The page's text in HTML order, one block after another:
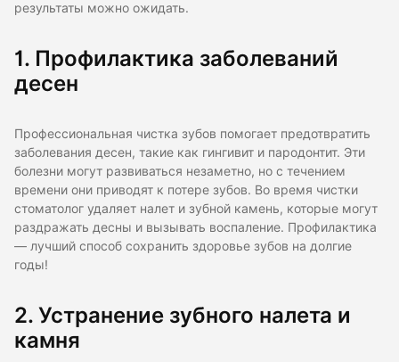
результаты можно ожидать.
1. Профилактика заболеваний
десен
Профессиональная чистка зубов помогает предотвратить
заболевания десен, такие как гингивит и пародонтит. Эти
болезни могут развиваться незаметно, но с течением
времени они приводят к потере зубов. Во время чистки
стоматолог удаляет налет и зубной камень, которые могут
раздражать десны и вызывать воспаление. Профилактика
— лучший способ сохранить здоровье зубов на долгие
годы!
2. Устранение зубного налета и
камня